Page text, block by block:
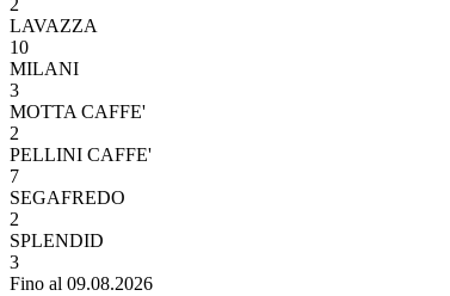
2
LAVAZZA
10
MILANI
3
MOTTA CAFFE'
2
PELLINI CAFFE'
7
SEGAFREDO
2
SPLENDID
3
Fino al 09.08.2026